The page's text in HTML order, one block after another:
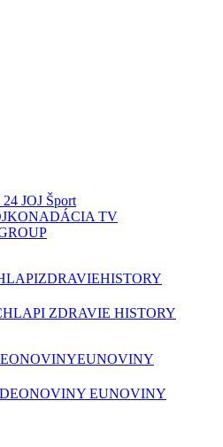
24 JOJ Šport
NADÁCIA TV
ZDRAVIEHISTORY
ZDRAVIE HISTORY
EUNOVINY
EUNOVINY